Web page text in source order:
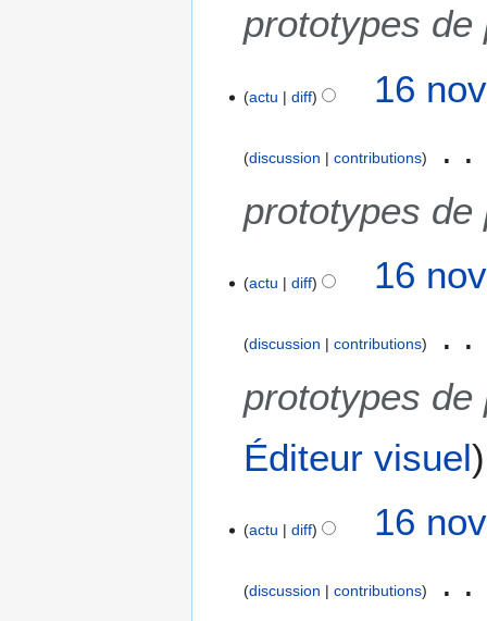
prototypes de
actu diff 16
discussion contributions
prototypes de
actu diff 16
discussion contributions
prototypes de
Éditeur visuel
actu diff 16
discussion contributions